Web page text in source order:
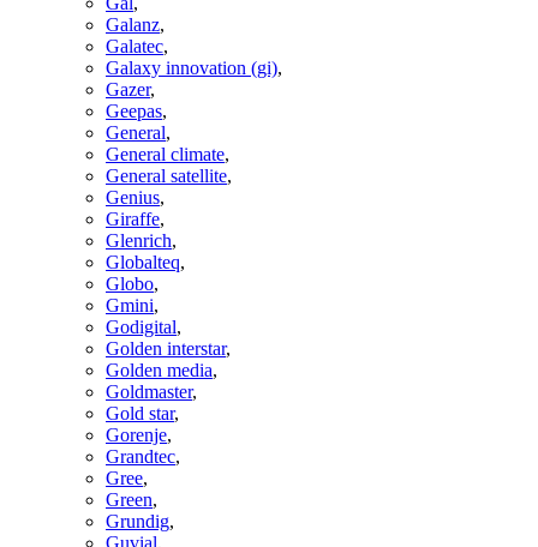
Galanz,
Galatec,
Galaxy innovation (gi),
Gazer,
Geepas,
General,
General climate,
General satellite,
Genius,
Giraffe,
Glenrich,
Globalteq,
Globo,
Gmini,
Godigital,
Golden interstar,
Golden media,
Goldmaster,
Gold star,
Gorenje,
Grandtec,
Gree,
Green,
Grundig,
Guvial,